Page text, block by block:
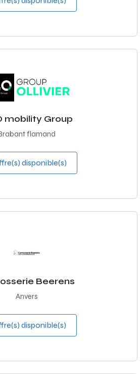
mobility Group
flamand
disponible(s)
Beerens
Anvers
disponible(s)